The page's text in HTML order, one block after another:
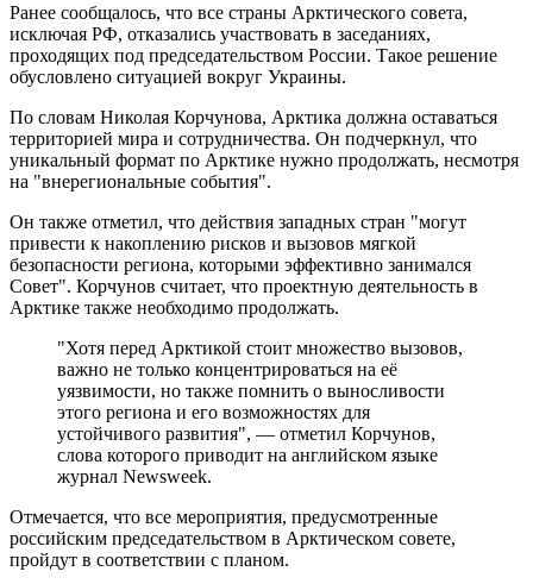
Ранее сообщалось, что все страны Арктического совета,
исключая РФ, отказались участвовать в заседаниях,
проходящих под председательством России. Такое решение
обусловлено ситуацией вокруг Украины.
По словам Николая Корчунова, Арктика должна оставаться
территорией мира и сотрудничества. Он подчеркнул, что
уникальный формат по Арктике нужно продолжать, несмотря
на "внерегиональные события".
Он также отметил, что действия западных стран "могут
привести к накоплению рисков и вызовов мягкой
безопасности региона, которыми эффективно занимался
Совет". Корчунов считает, что проектную деятельность в
Арктике также необходимо продолжать.
"Хотя перед Арктикой стоит множество вызовов,
важно не только концентрироваться на её
уязвимости, но также помнить о выносливости
этого региона и его возможностях для
устойчивого развития", — отметил Корчунов,
слова которого приводит на английском языке
журнал Newsweek.
Отмечается, что все мероприятия, предусмотренные
российским председательством в Арктическом совете,
пройдут в соответствии с планом.